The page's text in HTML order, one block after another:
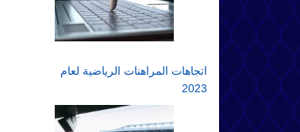
اتجاهات المراهنات الرياضية لعام
2023